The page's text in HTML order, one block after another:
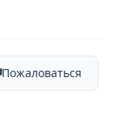
Пожаловаться